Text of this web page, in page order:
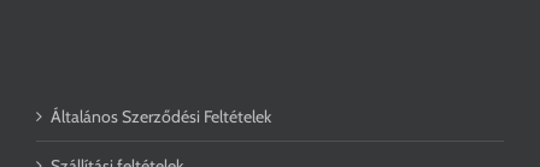
Általános Szerződési Feltételek